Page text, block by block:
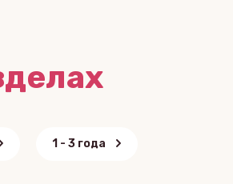
1 - 3 года